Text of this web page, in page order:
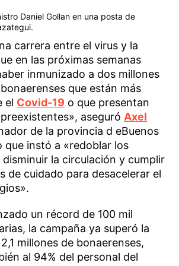
Daniel Gollan en una posta de
carrera entre el virus y la
en las próximas semanas
inmunizado a dos millones
que están más
el Covid-19 o que presentan
aseguró Axel
de la provincia d eBuenos
que instó a «redoblar los
la circulación y cumplir
de cuidado para desacelerar el
un récord de 100 mil
la campaña ya superó la
millones de bonaerenses,
al 94% del personal del